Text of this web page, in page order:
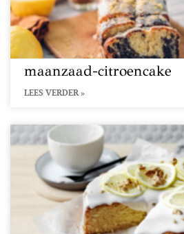
maanzaad-citroencake
LEES VERDER »